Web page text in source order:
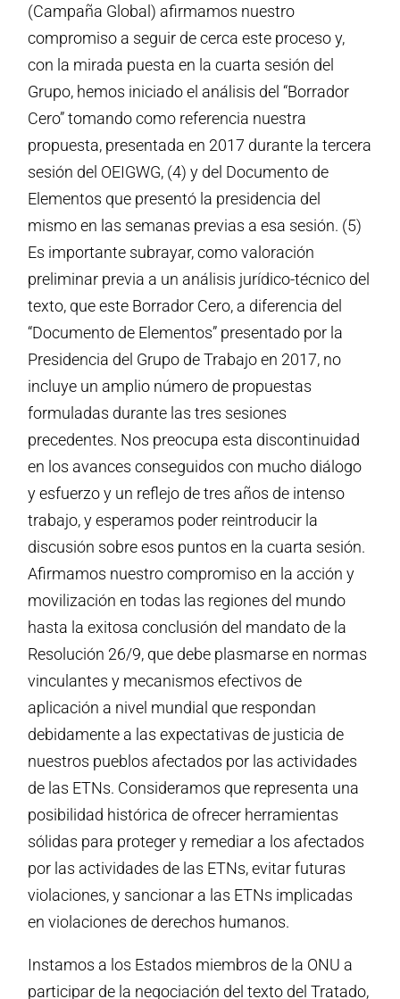
(Campaña Global) afirmamos nuestro
compromiso a seguir de cerca este proceso y,
con la mirada puesta en la cuarta sesión del
Grupo, hemos iniciado el análisis del “Borrador
Cero” tomando como referencia nuestra
propuesta, presentada en 2017 durante la tercera
sesión del OEIGWG, (4) y del Documento de
Elementos que presentó la presidencia del
mismo en las semanas previas a esa sesión. (5)
Es importante subrayar, como valoración
preliminar previa a un análisis jurídico-técnico del
texto, que este Borrador Cero, a diferencia del
“Documento de Elementos” presentado por la
Presidencia del Grupo de Trabajo en 2017, no
incluye un amplio número de propuestas
formuladas durante las tres sesiones
precedentes. Nos preocupa esta discontinuidad
en los avances conseguidos con mucho diálogo
y esfuerzo y un reflejo de tres años de intenso
trabajo, y esperamos poder reintroducir la
discusión sobre esos puntos en la cuarta sesión.
Afirmamos nuestro compromiso en la acción y
movilización en todas las regiones del mundo
hasta la exitosa conclusión del mandato de la
Resolución 26/9, que debe plasmarse en normas
vinculantes y mecanismos efectivos de
aplicación a nivel mundial que respondan
debidamente a las expectativas de justicia de
nuestros pueblos afectados por las actividades
de las ETNs. Consideramos que representa una
posibilidad histórica de ofrecer herramientas
sólidas para proteger y remediar a los afectados
por las actividades de las ETNs, evitar futuras
violaciones, y sancionar a las ETNs implicadas
en violaciones de derechos humanos.
Instamos a los Estados miembros de la ONU a
participar de la negociación del texto del Tratado,